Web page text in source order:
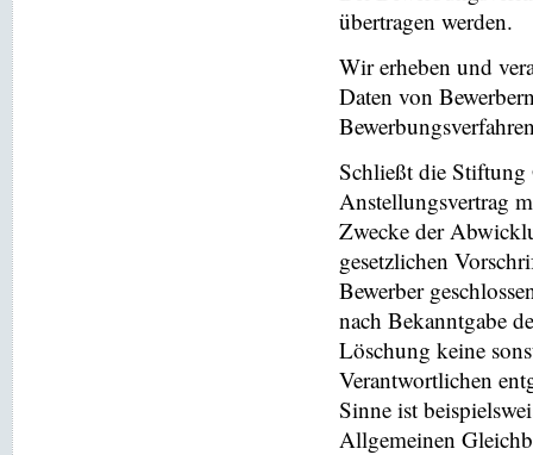
übertragen werden.
Wir erheben und
Daten von
Schließt die Stiftung
Anstellungsvertrag
Zwecke der
gesetzlichen
Bewerber
nach Bekanntgabe
Löschung keine
Verantwortlichen
Sinne ist
Allgemeinen